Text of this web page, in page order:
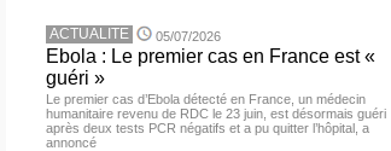
ACTUALITE 05/07/2026
Ebola : Le premier cas en France est «
guéri »
Le premier cas d’Ebola détecté en France, un médecin
humanitaire revenu de RDC le 23 juin, est désormais guéri
après deux tests PCR négatifs et a pu quitter l’hôpital, a
annoncé